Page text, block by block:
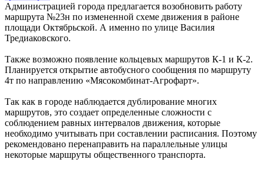
Администрацией города предлагается возобновить работу
маршрута №23н по измененной схеме движения в районе
площади Октябрьской. А именно по улице Василия
Тредиаковского.
Также возможно появление кольцевых маршрутов К-1 и К-2.
Планируется открытие автобусного сообщения по маршруту
4т по направлению «Мясокомбинат-Агрофарт».
Так как в городе наблюдается дублирование многих
маршрутов, это создает определенные сложности с
соблюдением равных интервалов движения, которые
необходимо учитывать при составлении расписания. Поэтому
рекомендовано перенаправить на параллельные улицы
некоторые маршруты общественного транспорта.